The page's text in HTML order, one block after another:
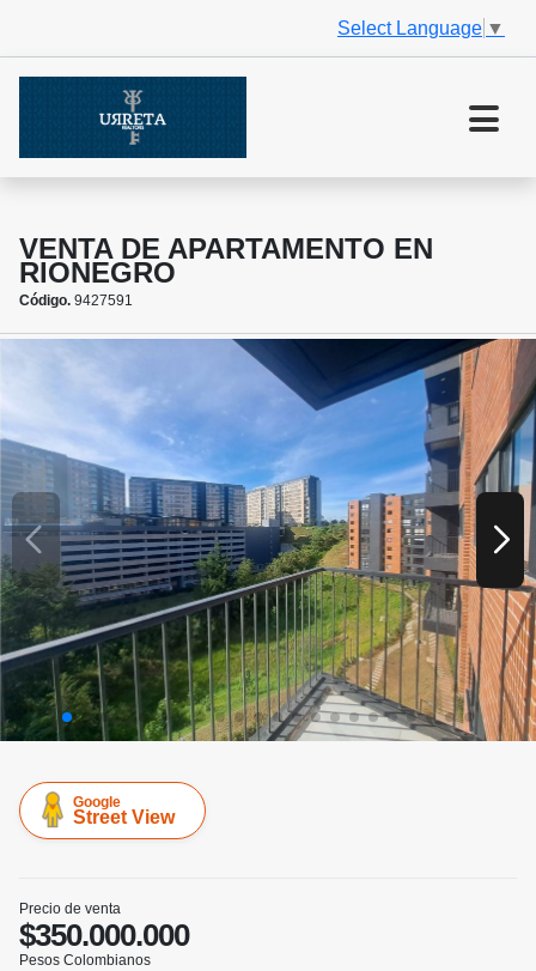
Select Language ▼
VENTA DE APARTAMENTO EN
RIONEGRO
Código. 9427591
Google
Street View
Precio de venta
$350.000.000
Pesos Colombianos